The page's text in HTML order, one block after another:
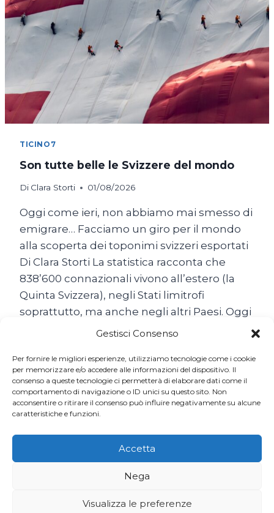
Gestisci Consenso
Per fornire le migliori esperienze, utilizziamo tecnologie come i cookie
per memorizzare e/o accedere alle informazioni del dispositivo. Il
consenso a queste tecnologie ci permetterà di elaborare dati come il
comportamento di navigazione o ID unici su questo sito. Non
acconsentire o ritirare il consenso può influire negativamente su alcune
caratteristiche e funzioni.
Accetta
Nega
Visualizza le preferenze
TICINO7
Son tutte belle le Svizzere del mondo
Di Clara Storti 01/08/2026
Oggi come ieri, non abbiamo mai smesso di
emigrare… Facciamo un giro per il mondo
alla scoperta dei toponimi svizzeri esportati
Di Clara Storti La statistica racconta che
838’600 connazionali vivono all’estero (la
Quinta Svizzera), negli Stati limitrofi
soprattutto, ma anche negli altri Paesi. Oggi
come ieri, non abbiamo mai smesso di
LEGGI TUTTOSON
TUTTE
BELLE
LE
DEL
MONDO
© 2026 Ticino7 | Sviluppato da Codinglab Sagl